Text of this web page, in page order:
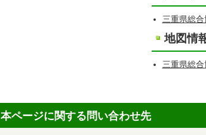
三重県総合
地図情
三重県総
本ページに関する問い合わせ先